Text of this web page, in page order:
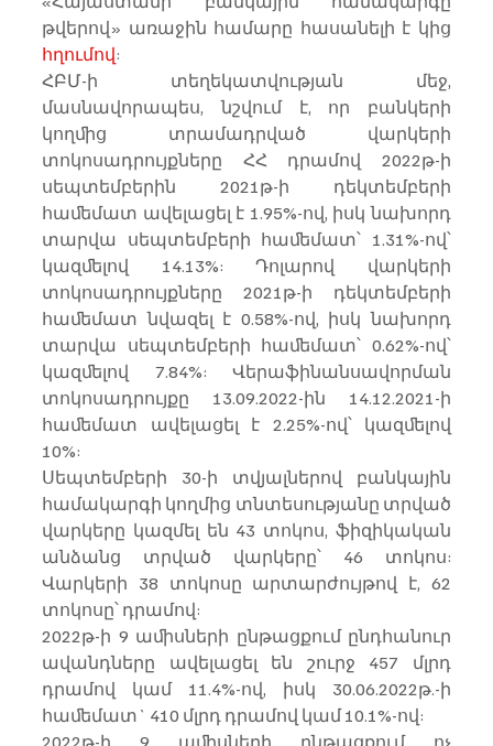
հղումով:
ՀԲՄ-ի տեղեկատվության մեջ,
մասնավորապես, նշվում է, որ բանկերի
կողﬕց տրամադրված վարկերի
տոկոսադրույքները ՀՀ դրամով 2022թ-ի
սեպտեմբերին 2021թ-ի դեկտեմբերի
հաﬔմատ ավելացել է 1.95%-ով, իսկ նախորդ
տարվա սեպտեմբերի հաﬔմատ՝ 1.31%-ով՝
կազﬔլով 14.13%: Դոլարով վարկերի
տոկոսադրույքները 2021թ-ի դեկտեմբերի
հաﬔմատ նվազել է 0.58%-ով, իսկ նախորդ
տարվա սեպտեմբերի հաﬔմատ՝ 0.62%-ով՝
կազﬔլով 7.84%: Վերաֆինանսավորման
տոկոսադրույքը 13.09.2022-ին 14.12.2021-ի
հաﬔմատ ավելացել է 2.25%-ով՝ կազﬔլով
10%:
Սեպտեմբերի 30-ի տվյալներով բանկային
համակարգի կողմից տնտեսությանը տրված
վարկերը կազմել են 43 տոկոս, ֆիզիկական
անձանց տրված վարկերը՝ 46 տոկոս:
Վարկերի 38 տոկոսը արտարժույթով է, 62
տոկոսը՝ դրամով:
2022թ-ի 9 աﬕսների ընթացքում ընդհանուր
ավանդները ավելացել են շուրջ 457 մլրդ
դրամով կամ 11.4%-ով, իսկ 30.06.2022թ.-ի
հաﬔմատ` 410 մլրդ դրամով կամ 10.1%-ով:
2022թ-ի 9 աﬕսների ընթացքում ոչ